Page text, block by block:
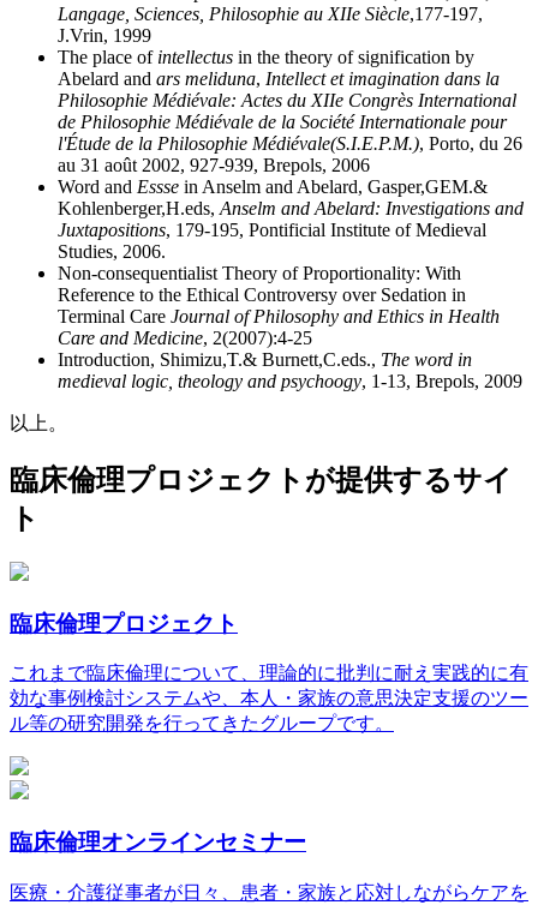
Langage, Sciences, Philosophie au XIIe Siècle,177-197,
J.Vrin, 1999
The place of intellectus in the theory of signification by
Abelard and ars meliduna, Intellect et imagination dans la
Philosophie Médiévale: Actes du XIIe Congrès International
de Philosophie Médiévale de la Société Internationale pour
l'Étude de la Philosophie Médiévale(S.I.E.P.M.), Porto, du 26
au 31 août 2002, 927-939, Brepols, 2006
Word and Essse in Anselm and Abelard, Gasper,GEM.&
Kohlenberger,H.eds, Anselm and Abelard: Investigations and
Juxtapositions, 179-195, Pontificial Institute of Medieval
Studies, 2006.
Non-consequentialist Theory of Proportionality: With
Reference to the Ethical Controversy over Sedation in
Terminal Care Journal of Philosophy and Ethics in Health
Care and Medicine, 2(2007):4-25
Introduction, Shimizu,T.& Burnett,C.eds., The word in
medieval logic, theology and psychoogy, 1-13, Brepols, 2009
以上。
臨床倫理プロジェクトが提供するサイ
ト
臨床倫理プロジェクト
これまで臨床倫理について、理論的に批判に耐え実践的に有
効な事例検討システムや、本人・家族の意思決定支援のツー
ル等の研究開発を行ってきたグループです。
臨床倫理オンラインセミナー
医療・介護従事者が日々、患者・家族と応対しながらケアを